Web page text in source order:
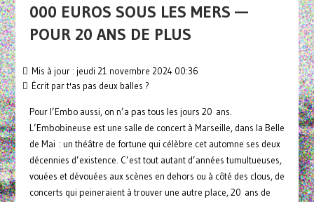
000 EUROS SOUS LES MERS —
POUR 20 ANS DE PLUS
Mis à jour : jeudi 21 novembre 2024 00:36
Écrit part'as pas deux balles ?
Pour l’Embo aussi, on n’a pas tous les jours 20 ans.
L’Embobineuse est une salle de concert à Marseille, dans la Belle
de Mai : un théâtre de fortune qui célèbre cet automne ses deux
décennies d’existence. C’est tout autant d’années tumultueuses,
vouées et dévouées aux scènes en dehors ou à côté des clous, de
concerts qui peineraient à trouver une autre place, 20 ans de